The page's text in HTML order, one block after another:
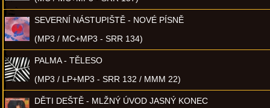
SEVERNÍ NÁSTUPIŠTĚ - NOVÉ PÍSNĚ
(MP3 / MC+MP3 - SRR 134)
PALMA - TĚLESO
(MP3 / LP+MP3 - SRR 132 / MMM 22)
DĚTI DEŠTĚ - MLŽNÝ ÚVOD JASNÝ KONEC